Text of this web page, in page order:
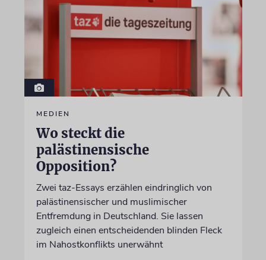
MEDIEN
Wo steckt die
palästinensische
Opposition?
Zwei taz-Essays erzählen eindringlich von
palästinensischer und muslimischer
Entfremdung in Deutschland. Sie lassen
zugleich einen entscheidenden blinden Fleck
im Nahostkonflikts unerwähnt